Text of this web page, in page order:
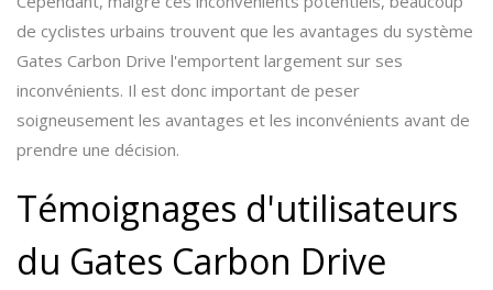
de cyclistes urbains trouvent que les avantages du système
Gates Carbon Drive l'emportent largement sur ses
inconvénients. Il est donc important de peser
soigneusement les avantages et les inconvénients avant de
prendre une décision.
Témoignages d'utilisateurs
du Gates Carbon Drive